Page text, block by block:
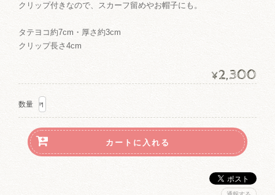
クリップ付きなので、スカーフ留めやお帽子にも。
タテヨコ約7cm・厚さ約3cm
クリップ長さ4cm
¥2,300
数量